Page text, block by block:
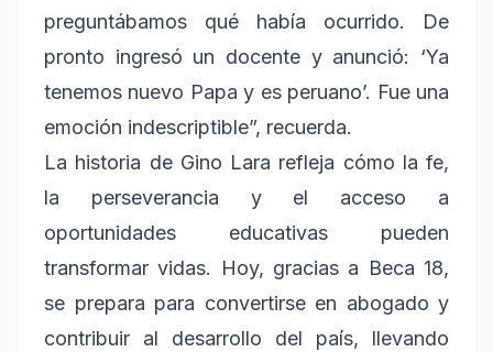
preguntábamos qué había ocurrido. De
pronto ingresó un docente y anunció: ‘Ya
tenemos nuevo Papa y es peruano’. Fue una
emoción indescriptible”, recuerda.
La historia de Gino Lara refleja cómo la fe,
la perseverancia y el acceso a
oportunidades educativas pueden
transformar vidas. Hoy, gracias a Beca 18,
se prepara para convertirse en abogado y
contribuir al desarrollo del país, llevando